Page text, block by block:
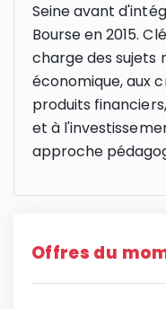
Seine avant
Bourse en 2015.
charge des
économique, aux
produits
et à
approche
Offres du